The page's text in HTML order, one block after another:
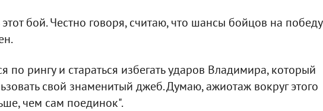
бой. Честно говоря, считаю, что шансы бойцов на победу
по рингу и стараться избегать ударов Владимира, который
свой знаменитый джеб. Думаю, ажиотаж вокруг этого
чем сам поединок".